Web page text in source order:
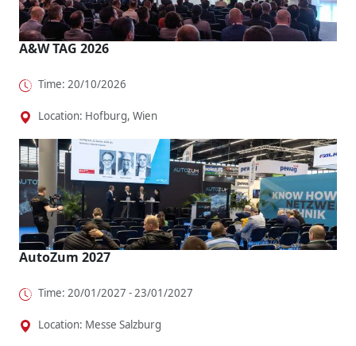
A&W TAG 2026
Time: 20/10/2026
Location: Hofburg, Wien
AutoZum 2027
Time: 20/01/2027 - 23/01/2027
Location: Messe Salzburg